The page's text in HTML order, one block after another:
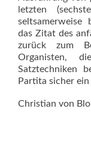
letzten
seltsamerweise
das Zitat des
zurück zum
Organisten,
Satztechniken
Partita sicher
Christian von